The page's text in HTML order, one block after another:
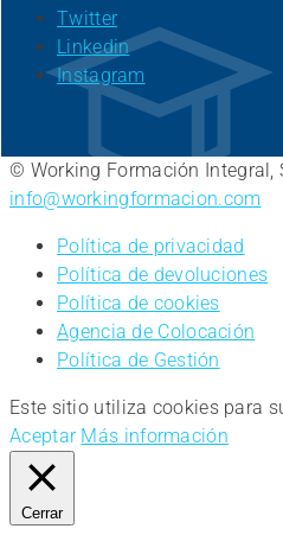
Twitter
Linkedin
Instagram
© Working Formación Integral,
info@workingformacion.com
Política de privacidad
Política de devoluciones
Política de cookies
Agencia de Colocación
Política de Gestión
Este sitio utiliza cookies para
Aceptar Más información
Cerrar